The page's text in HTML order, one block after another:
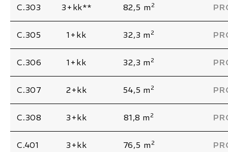
C.303 3+kk** 82,5 m 2
C.305 1+kk 32,3 m 2
C.306 1+kk 32,3 m 2
C.307 2+kk 54,5 m 2
C.308 3+kk 81,8 m 2
C.401 3+kk 76,5 m 2